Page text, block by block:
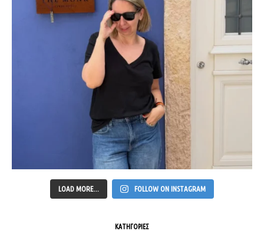
LOAD MORE... FOLLOW ON INSTAGRAM
ΚΑΤΗΓΟΡΙΕΣ